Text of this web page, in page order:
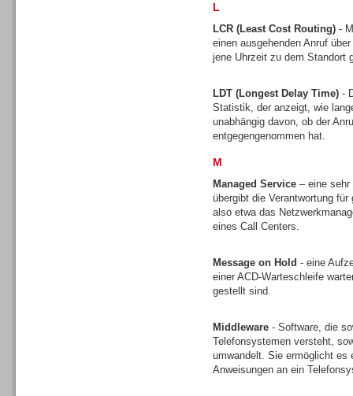
L
LCR (Least Cost Routing) -
einen ausgehenden Anruf
jene Uhrzeit zu dem Standort
LDT (Longest Delay Time) -
Statistik, der anzeigt, wie
unabhängig davon, ob der
entgegengenommen hat.
M
Managed Service – eine sehr
übergibt die Verantwortung
also etwa das
eines Call Centers.
Message on Hold - eine
einer ACD-Warteschleife
gestellt sind.
Middleware - Software, die
Telefonsystemen versteht,
umwandelt. Sie ermöglicht es
Anweisungen an ein